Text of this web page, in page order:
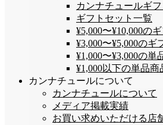
カンナチュールギフ
ギフトセット一覧
¥5,000〜¥10,000の
¥3,000〜¥5,000のギ
¥1,000〜¥3,000の単
¥1,000以下の単品商
カンナチュールについて
カンナチュールについて
メディア掲載実績
お買い求めいただける店